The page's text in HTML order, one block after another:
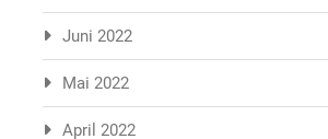
Juni 2022
Mai 2022
April 2022